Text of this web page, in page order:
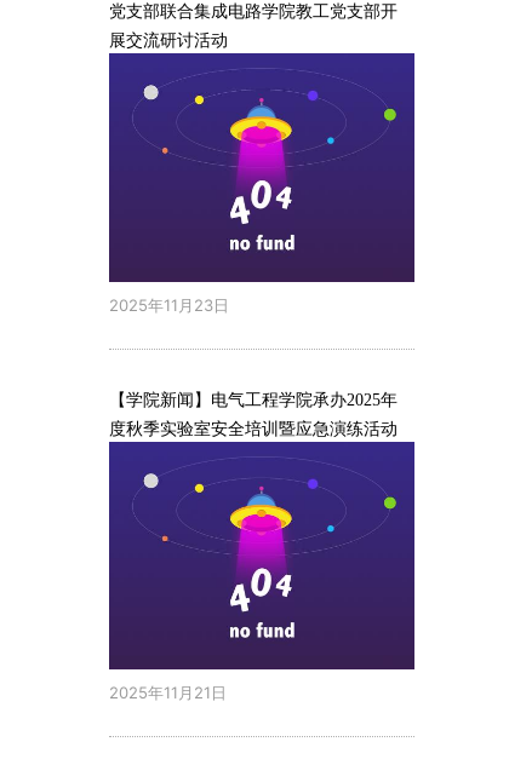
党支部联合集成电路学院教工党支部开
展交流研讨活动
2025年11月23日
【学院新闻】电气工程学院承办2025年
度秋季实验室安全培训暨应急演练活动
2025年11月21日